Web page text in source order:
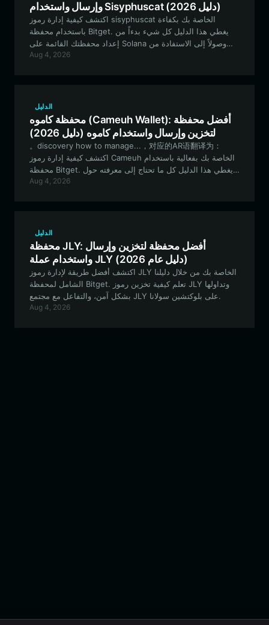
وإرسال واستخدام Sisyphuscat (دليل 2026)
اكتشف كيفية إدارة رموز sisyphuscat الخاصة بك بكفاءة
باستخدام محفظة Bitget. يغطي هذا الدليل كل شيء بدءاً من
إعداد محفظتك القائمة على Solana وصولاً إلى الاستفادة من
الميزات الفريدة لنظام sisyphuscat البيئي من أجل تفاعل آمن
Aug 4, 2026
الدليل
محفظة كاموه (Cameuh Wallet): أفضل محفظة
لتخزين وإرسال واستخدام كاموه (دليل 2026)
。discovery how to manage...，对应的AR语翻译为：
اكتشف كيفية إدارة رموز Cameuh الخاصة بك بفعالية باستخدام
محفظة Bitget. يغطي هذا الدليل كل ما تحتاج إلى معرفته حول
التنقل في نظام Solana البيئي، وتأمين أصولك، والمشاركة في
Aug 4, 2026
الدليل
محفظة JLY: أفضل محفظة لتخزين وإرسال
واستخدام عملة JLY (دليل عام 2026)
اكتشف أفضل طريقة لإدارة رموز JLY الخاصة بك من خلال دليلنا
الشامل لمحفظة Bitget. تعلم كيفية تخزين رموز JLY وتداولها
بشكل آمن، والتفاعل مع مجتمع JLY على بلوكتشين سولانا.
Aug 4, 2026